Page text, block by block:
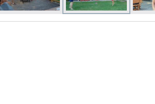
Izdrukas 1h laikā Rīgā – pasūtiet